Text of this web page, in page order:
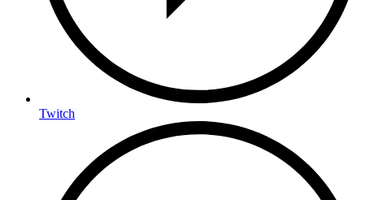
Twitch